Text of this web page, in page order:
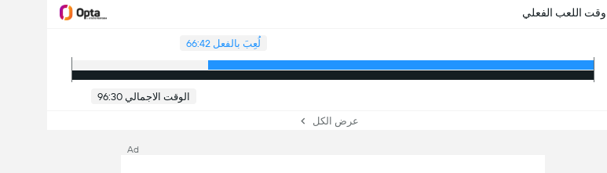
وقت اللعب الفعلي
لُعِبَ بالفعل 66:42
الوقت الاجمالي 96:30
عرض الكل
Ad